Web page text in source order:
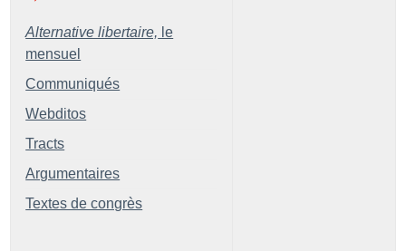
Alternative libertaire, le
mensuel
Communiqués
Webditos
Tracts
Argumentaires
Textes de congrès